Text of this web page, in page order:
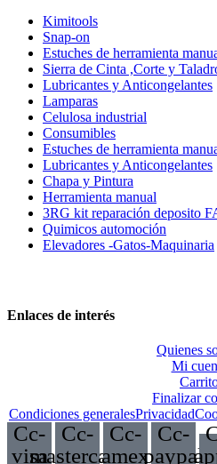
Kimitools
Snap-on
Estuches de herramienta
Sierra de Cinta ,Corte y
Lubricantes y Anticongelantes
Lamparas
Celulosa industrial
Consumibles
Estuches de herramienta
Lubricantes y Anticongelantes
Chapa y Pintura
Herramienta manual
3RG kit reparación deposito
Quimicos automoción
Elevadores -Gatos-Maquinaria
Enlaces de interés
Quienes
Mi
Finalizar
Condiciones generalesPrivacidad
Cc-
visa
Cc-
mastercard
Cc-
amex
Cc-
paypal